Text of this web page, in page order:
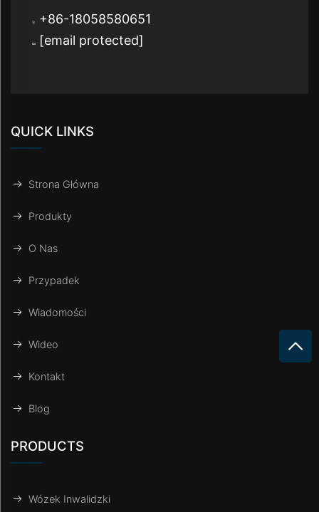
+86-18058580651
[email protected]
QUICK LINKS
Strona Główna
Produkty
O Nas
Przypadek
Wiadomości
Wideo
Kontakt
Blog
PRODUCTS
Wózek Inwalidzki